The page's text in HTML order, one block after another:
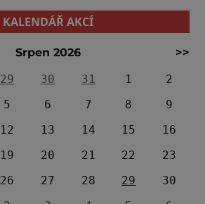
KALENDÁŘ AKCÍ
Srpen 2026
>>
29 30 31 1
2
5 6 7 8
9
12 13 14 15
16
19 20 21 22
23
26 27 28 29
30